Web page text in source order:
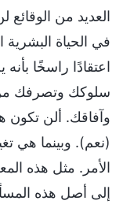
العديد من الوقائع
في الحياة
اعتقادًا راسخًا
سلوكك وتصرفك من
وآفاقك. ألن تكون
(نعم). وبينما هي
الأمر. مثل هذه
إلى أصل هذه